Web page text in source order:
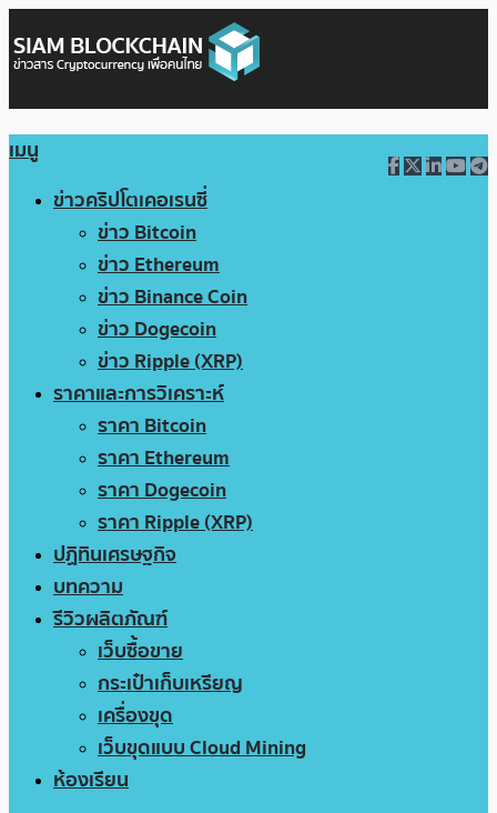
เมนู
ข่าวคริปโตเคอเรนซี่
ข่าว Bitcoin
ข่าว Ethereum
ข่าว Binance Coin
ข่าว Dogecoin
ข่าว Ripple (XRP)
ราคาและการวิเคราะห์
ราคา Bitcoin
ราคา Ethereum
ราคา Dogecoin
ราคา Ripple (XRP)
ปฏิทินเศรษฐกิจ
บทความ
รีวิวผลิตภัณฑ์
เว็บซื้อขาย
กระเป๋าเก็บเหรียญ
เครื่องขุด
เว็บขุดแบบ Cloud Mining
ห้องเรียน